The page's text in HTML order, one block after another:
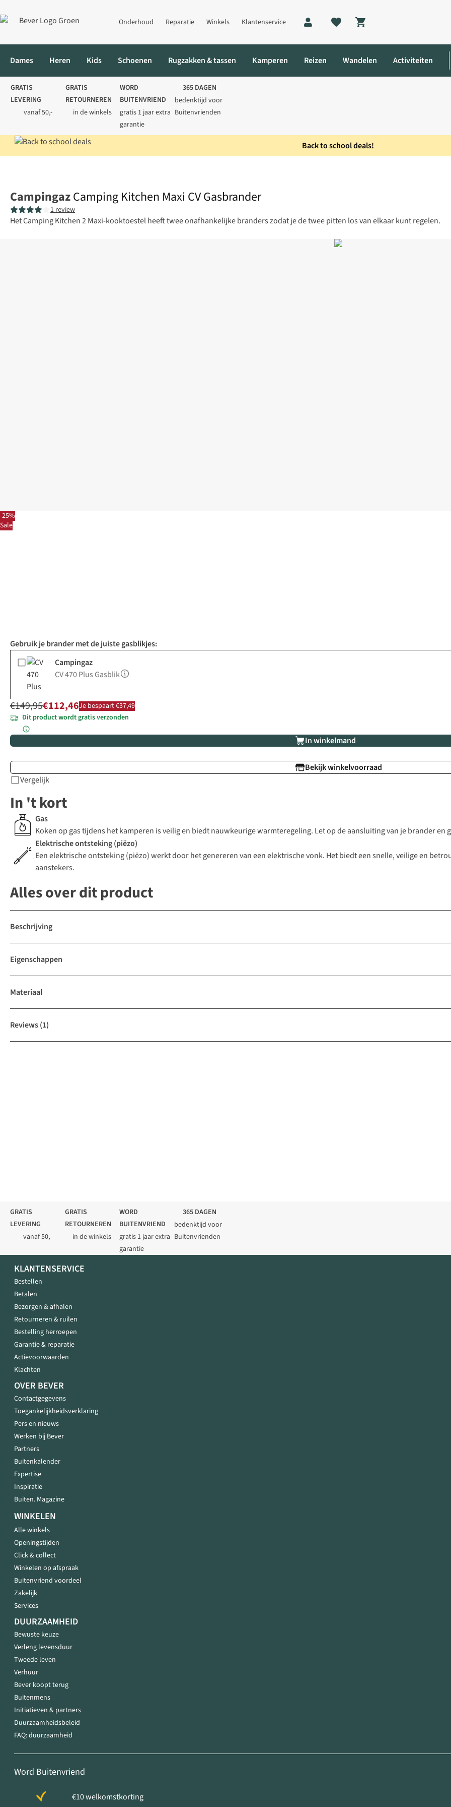
Onderhoud Reparatie Winkels Klantenservice
Shopping cart
Dames Heren Kids Schoenen Rugzakken & tassen Kamperen Reizen Wandelen Activiteiten
GRATIS
LEVERING
vanaf 50,-
GRATIS
RETOURNEREN
in de winkels
WORD
BUITENVRIEND
gratis 1 jaar extra
garantie
365 DAGEN
bedenktijd voor
Buitenvrienden
Back to schooldeals!
-25%
Sale
CampingazCamping Kitchen Maxi CV Gasbrander
1 review
Het Camping Kitchen 2 Maxi-kooktoestel heeft twee onafhankelijke branders zodat je de twee pitten los van elkaar kunt regelen.
Gebruik je brander met de juiste gasblikjes:
Campingaz
CV 470 Plus Gasblik
€149,95€112,46Je bespaart €37,49
Dit product wordt gratis verzonden
In winkelmand
Bekijk winkelvoorraad
Vergelijk
In 't kort
Gas
Koken op gas tijdens het kamperen is veilig en biedt nauwkeurige warmteregeling. Let op de aansluiting van je brander
Elektrische ontsteking (piëzo)
Een elektrische ontsteking (piëzo) werkt door het genereren van een elektrische vonk. Het biedt een snelle, veilige en
aanstekers.
Alles over dit product
Beschrijving
Eigenschappen
Materiaal
Reviews(1)
GRATIS
LEVERING
vanaf 50,-
GRATIS
RETOURNEREN
in de winkels
WORD
BUITENVRIEND
gratis 1 jaar extra
garantie
365 DAGEN
bedenktijd voor
Buitenvrienden
KLANTENSERVICE
Bestellen
Betalen
Bezorgen & afhalen
Retourneren & ruilen
Bestelling herroepen
Garantie & reparatie
Actievoorwaarden
Klachten
OVER BEVER
Contactgegevens
Toegankelijkheidsverklaring
Pers en nieuws
Werken bij Bever
Partners
Buitenkalender
Expertise
Inspiratie
Buiten. Magazine
WINKELEN
Alle winkels
Openingstijden
Click & collect
Winkelen op afspraak
Buitenvriend voordeel
Zakelijk
Services
DUURZAAMHEID
Bewuste keuze
Verleng levensduur
Tweede leven
Verhuur
Bever koopt terug
Buitenmens
Initiatieven & partners
Duurzaamheidsbeleid
FAQ: duurzaamheid
Word Buitenvriend
€10 welkomstkorting